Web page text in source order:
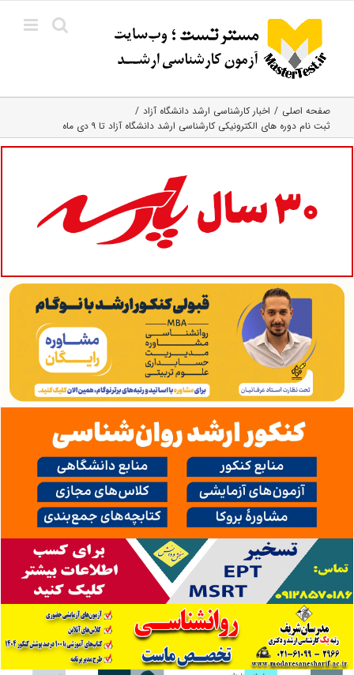
content
صفحه اصلی
اخبار کارشناسی ارشد دانشگاه آزاد
ثبت نام دوره های الکترونیکی کارشناسی ارشد دانشگاه آزاد تا ۹ دی ماه